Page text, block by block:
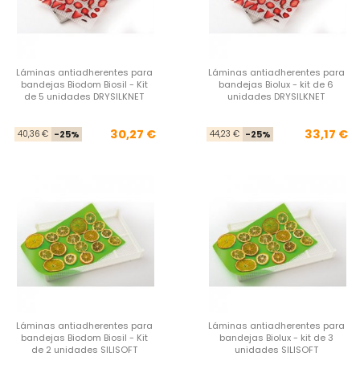
Láminas antiadherentes para
bandejas Biodom Biosil - Kit
de 5 unidades DRYSILKNET
Precio base
40,36 € -25% Precio
30,27 €
Láminas antiadherentes para
bandejas Biolux - kit de 6
unidades DRYSILKNET
44,23 € -25% 33,17 €
Láminas antiadherentes para
bandejas Biodom Biosil - Kit
de 2 unidades SILISOFT
Láminas antiadherentes para
bandejas Biolux - kit de 3
unidades SILISOFT